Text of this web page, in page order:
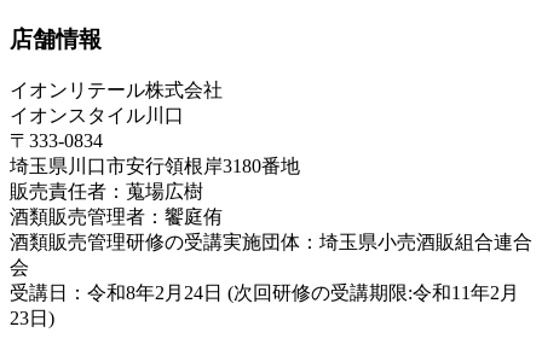
店舗情報
イオンリテール株式会社
イオンスタイル川口
〒333-0834
埼玉県川口市安行領根岸3180番地
販売責任者：蒐場広樹
酒類販売管理者：饗庭侑
酒類販売管理研修の受講実施団体：埼玉県小売酒販組合連合
会
受講日：令和8年2月24日 (次回研修の受講期限:令和11年2月
23日)